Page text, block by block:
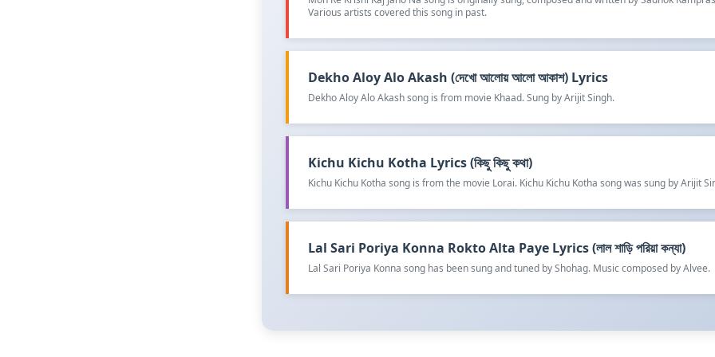
Various artists covered this song in past.
Dekho Aloy Alo Akash (দেখো আলোয় আলো আকাশ) Lyrics
Dekho Aloy Alo Akash song is from movie Khaad. Sung by Arijit Singh.
Kichu Kichu Kotha Lyrics (কিছু কিছু কথা)
Kichu Kichu Kotha song is from the movie Lorai. Kichu Kichu Kotha song was sung by Arijit
Lal Sari Poriya Konna Rokto Alta Paye Lyrics (লাল শাড়ি পরিয়া কন্যা)
Lal Sari Poriya Konna song has been sung and tuned by Shohag. Music composed by Alvee.